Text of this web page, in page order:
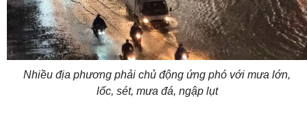
Nhiều địa phương phải chủ động ứng phó với mưa lớn,
lốc, sét, mưa đá, ngập lụt